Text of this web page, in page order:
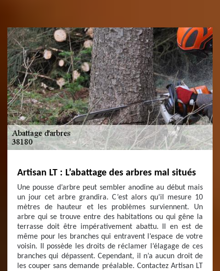
Artisan LT : L’abattage des arbres mal situés
Une pousse d’arbre peut sembler anodine au début mais
un jour cet arbre grandira. C’est alors qu’il mesure 10
mètres de hauteur et les problèmes surviennent. Un
arbre qui se trouve entre des habitations ou qui gêne la
terrasse doit être impérativement abattu. Il en est de
même pour les branches qui entravent l’espace de votre
voisin. Il possède les droits de réclamer l’élagage de ces
branches qui dépassent. Cependant, il n’a aucun droit de
les couper sans demande préalable. Contactez Artisan LT